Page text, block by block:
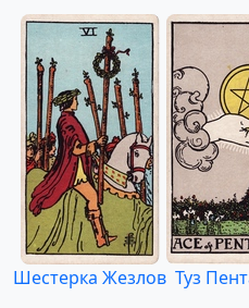
Шестерка Жезлов Туз